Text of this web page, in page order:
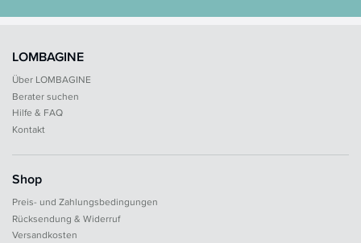
LOMBAGINE
Über LOMBAGINE
Berater suchen
Hilfe & FAQ
Kontakt
Shop
Preis- und Zahlungsbedingungen
Rücksendung & Widerruf
Versandkosten